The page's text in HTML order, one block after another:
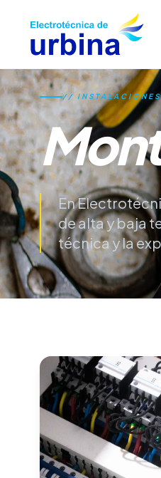
// INSTALACIONES
En
de alta y baja
técnica y la